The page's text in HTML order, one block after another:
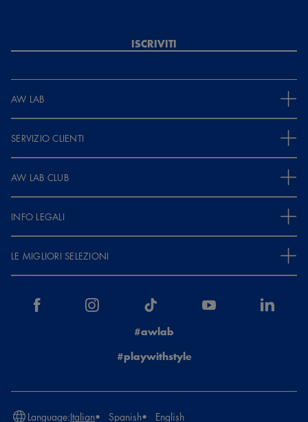
ISCRIVITI
AW LAB
SERVIZIO CLIENTI
AW LAB CLUB
INFO LEGALI
LE MIGLIORI SELEZIONI
#awlab
#playwithstyle
Language:Italian Spanish English